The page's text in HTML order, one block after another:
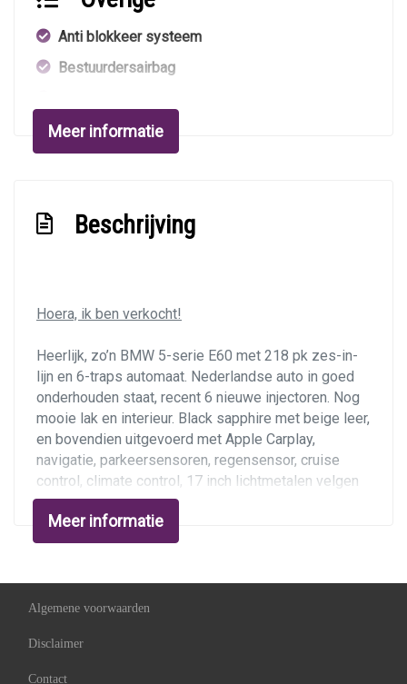
Anti blokkeer systeem
Bestuurdersairbag
Elektronische remkrachtverdeling
Passagiersairbag
Armsteun achter
Armsteun voor
Buitentemperatuurmeter
Elektrische ramen voor en achter
Stuurbekrachtiging snelheidsafhankelijk
Meer informatie
Beschrijving
Hoera, ik ben verkocht!
Heerlijk, zo’n BMW 5-serie E60 met 218 pk zes-in-
lijn en 6-traps automaat. Nederlandse auto in goed
onderhouden staat, recent 6 nieuwe injectoren. Nog
mooie lak en interieur. Black sapphire met beige leer,
en bovendien uitgevoerd met Apple Carplay,
navigatie, parkeersensoren, regensensor, cruise
control, climate control, 17 inch lichtmetalen velgen
en trekhaak 1.900 kg. Instapklare "daily driver" met
apk tot 20 december 2025.
interessant zakelijk te rijden met bijtelling over de
dagwaarde. U kunt dan uw autokosten zakelijk
525 tegen lagere kosten dan een nieuwe 1-serie!
Meer informatie
Algemene voorwaarden
Disclaimer
Contact